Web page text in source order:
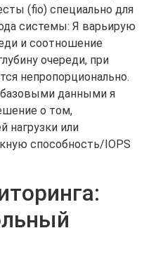
(fio) специально для
системы: Я варьирую
и соотношение
очереди, при
непропорционально.
базовыми данными я
о том,
нагрузки или
способность/IOPS